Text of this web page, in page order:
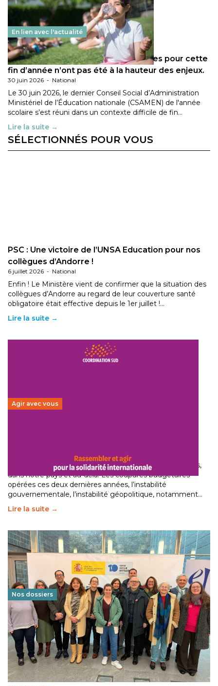
En lien avec l'actualité
Les décisions ministérielles attendues pour cette
fin d’année n’ont pas été à la hauteur des enjeux.
30 juin 2026 - National
Le 30 juin 2026, le dernier Conseil Social d’Administration
Ministériel de l’Éducation nationale (CSAMEN) de l'année
scolaire s’est réuni dans un contexte difficile de fin…
Lire la suite →
SÉLECTIONNÉS POUR VOUS
PSC : Une victoire de l’UNSA Education pour nos
collègues d’Andorre !
6 juillet 2026 - National
Enfin ! Le Ministère vient de confirmer que la situation des
collègues d’Andorre au regard de leur couverture santé
obligatoire était effective depuis le 1er juillet !…
Lire la suite →
Agir avec vous
Le secteur humanitaire connaît des difficultés profondes,
dans notre pays et au-delà. Les coupures budgétaires
opérées ces deux dernières années, l’instabilité
gouvernementale, l’instabilité géopolitique, notamment…
Lire la suite →
Nos dossiers
Éducation au vivre-ensemble : un échange croisé
franco-espagnol pour changer d’approche
29 juin 2026-National
Cette année, l'UNSA Éducation a mené un projet Erasmus
soutenu par l'union Européenne et centré sur l'éducation
au vivre-ensemble : quelles différences entre la France…